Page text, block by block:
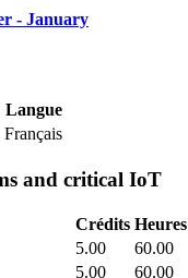
- January
Langue
Français
and critical IoT
Crédits Heures
5.00 60.00
5.00 60.00